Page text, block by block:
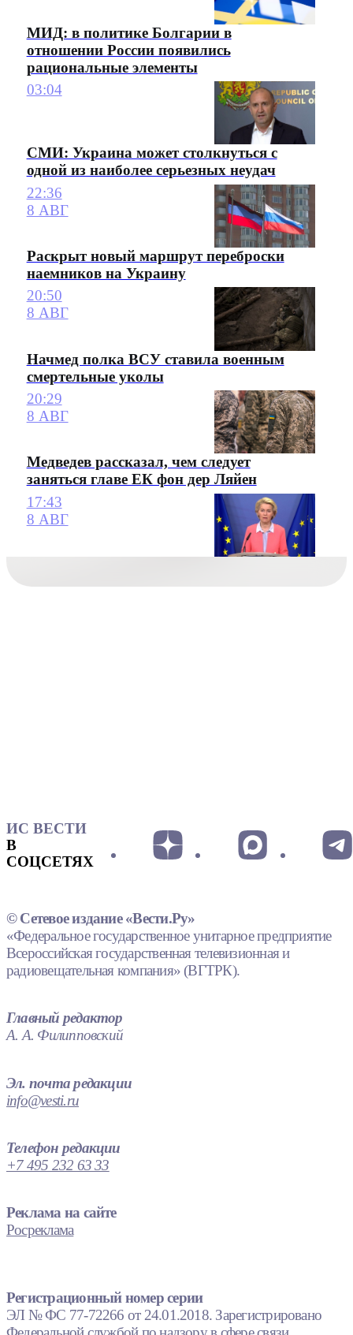
МИД: в политике Болгарии в
отношении России появились
рациональные элементы
03:04
СМИ: Украина может столкнуться с
одной из наиболее серьезных неудач
22:36
8 АВГ
Раскрыт новый маршрут переброски
наемников на Украину
20:50
8 АВГ
Начмед полка ВСУ ставила военным
смертельные уколы
20:29
8 АВГ
Медведев рассказал, чем следует
заняться главе ЕК фон дер Ляйен
17:43
8 АВГ
ИС ВЕСТИ
В
СОЦСЕТЯХ
© Сетевое издание «Вести.Ру»
«Федеральное государственное унитарное предприятие
Всероссийская государственная телевизионная и
радиовещательная компания» (ВГТРК).
Главный редактор
А. А. Филипповский
Эл. почта редакции
info@vesti.ru
Телефон редакции
+7 495 232 63 33
Реклама на сайте
Росреклама
Регистрационный номер серии
ЭЛ № ФС 77-72266 от 24.01.2018. Зарегистрировано